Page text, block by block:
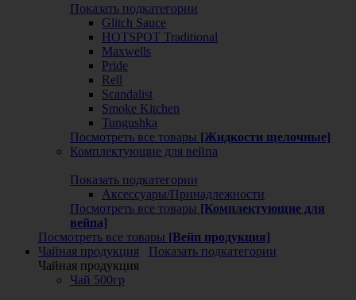
Показать подкатегории
Glitch Sauce
HOTSPOT Traditional
Maxwells
Pride
Rell
Scandalist
Smoke Kitchen
Tungushka
Посмотреть все товары [Жидкости щелочные]
Комплектующие для вейпа
Показать подкатегории
Аксессуары/Принадлежности
Посмотреть все товары [Комплектующие для
вейпа]
Посмотреть все товары [Вейп продукция]
Чайная продукция
Показать подкатегории
Чайная продукция
Чай 500гр